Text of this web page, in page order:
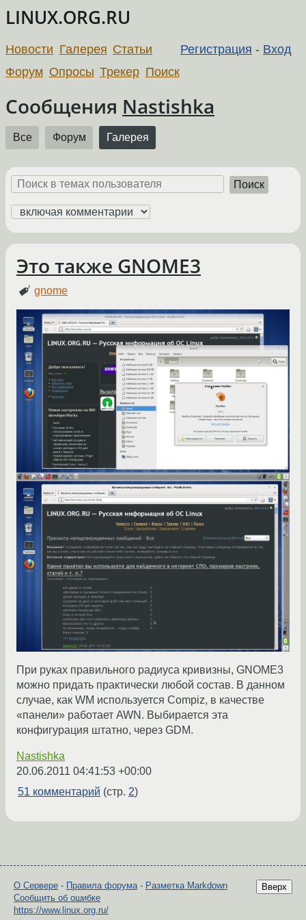
LINUX.ORG.RU
Регистрация - Вход
Новости Галерея Статьи
Форум Опросы Трекер Поиск
Сообщения Nastishka
Все Форум Галерея
Поиск
Это также GNOME3
gnome
При руках правильного радиуса кривизны, GNOME3
можно придать практически любой состав. В данном
случае, как WM используется Compiz, в качестве
«панели» работает AWN. Выбирается эта
конфигурация штатно, через GDM.
Nastishka
20.06.2011 04:41:53 +00:00
51 комментарий (стр. 2)
Вверх
О Сервере - Правила форума - Разметка Markdown
Сообщить об ошибке
https://www.linux.org.ru/